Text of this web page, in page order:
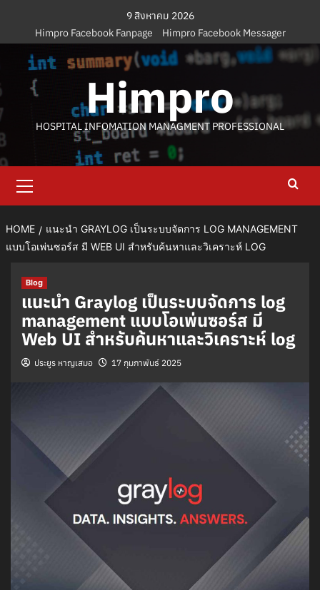
content
9 สิงหาคม 2026
Himpro Facebook Fanpage
Himpro Facebook Messager
Himpro
HOSPITAL INFOMATION MANAGMENT PROFESSIONAL
Menu
HOME
แนะนำ GRAYLOG เป็นระบบจัดการ LOG MANAGEMENT
แบบโอเพ่นซอร์ส มี WEB UI สำหรับค้นหาและวิเคราะห์ LOG
Blog
แนะนำ Graylog เป็นระบบจัดการ log
management แบบโอเพ่นซอร์ส มี
Web UI สำหรับค้นหาและวิเคราะห์ log
ประยูร หาญเสมอ 17 กุมภาพันธ์ 2025